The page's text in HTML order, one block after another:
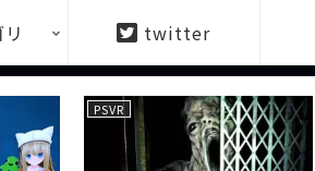
twitter
PSVR